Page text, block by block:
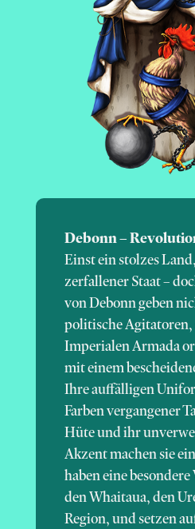
Debonn –
Einst ein stolzes
zerfallener Staat –
von Debonn geben
politische Agitatoren,
Imperialen Armada
mit einem
Ihre auffälligen
Farben vergangener
Hüte und ihr
Akzent machen sie
haben eine
den Whaitaua, den
Region, und setzen